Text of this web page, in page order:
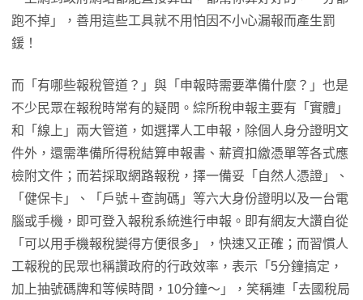
跑不掉」，善用這些工具就不用怕因不小心漏報而產生罰
鍰！
而「有哪些報稅管道？」與「申報時需要準備什麼？」也是
不少民眾在報稅時常有的疑問。綜所稅申報主要有「實體」
和「線上」兩大管道，如選擇人工申報，除個人身分證明文
件外，還需準備所得稅結算申報書、薪資扣繳憑單等各式應
檢附文件；而若採取網路報稅，擇一備妥「自然人憑證」、
「健保卡」、「戶號＋查詢碼」等六大身份證明以及一台電
腦或手機，即可登入報稅系統進行申報。即有網友大讚自從
「可以用手機報稅變得方便很多」，快速又正確；而習慣人
工報稅的民眾也稱讚政府的行政效率，表示「5分鐘搞定，
加上抽號碼牌和等候時間，10分鐘～」，笑稱連「去國稅局